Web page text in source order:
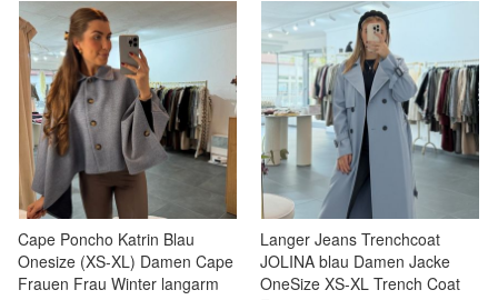
Cape Poncho Katrin Blau
Onesize (XS-XL) Damen Cape
Frauen Frau Winter langarm
Langer Jeans Trenchcoat
JOLINA blau Damen Jacke
OneSize XS-XL Trench Coat